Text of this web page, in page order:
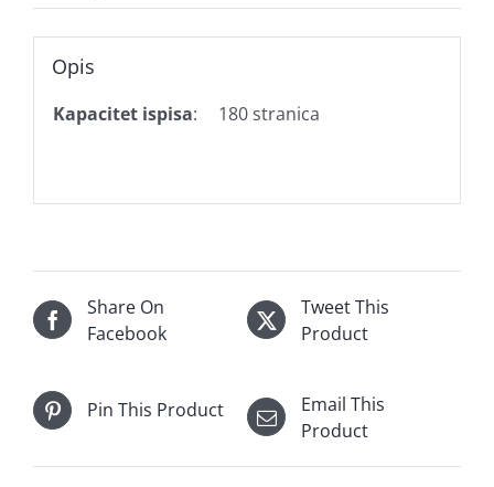
Opis
Kapacitet ispisa: 180 stranica
Share On
Facebook
Tweet This
Product
Pin This Product
Email This
Product